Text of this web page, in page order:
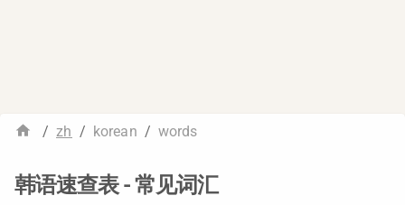
/ zh / korean / words
韩语速查表 - 常见词汇